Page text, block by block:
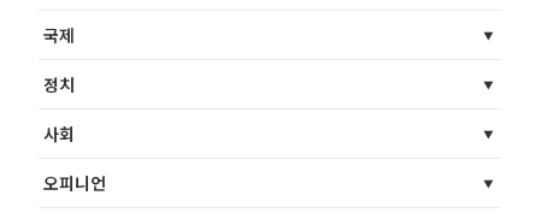
국제
정치
사회
오피니언